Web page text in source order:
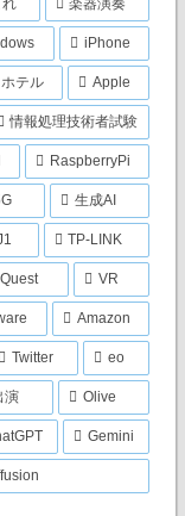
楽器演奏
iPhone
ホテル Apple
情報処理技術者試験
RaspberryPi
生成AI
TP-LINK
VR
Amazon
Twitter eo
演 Olive
Gemini